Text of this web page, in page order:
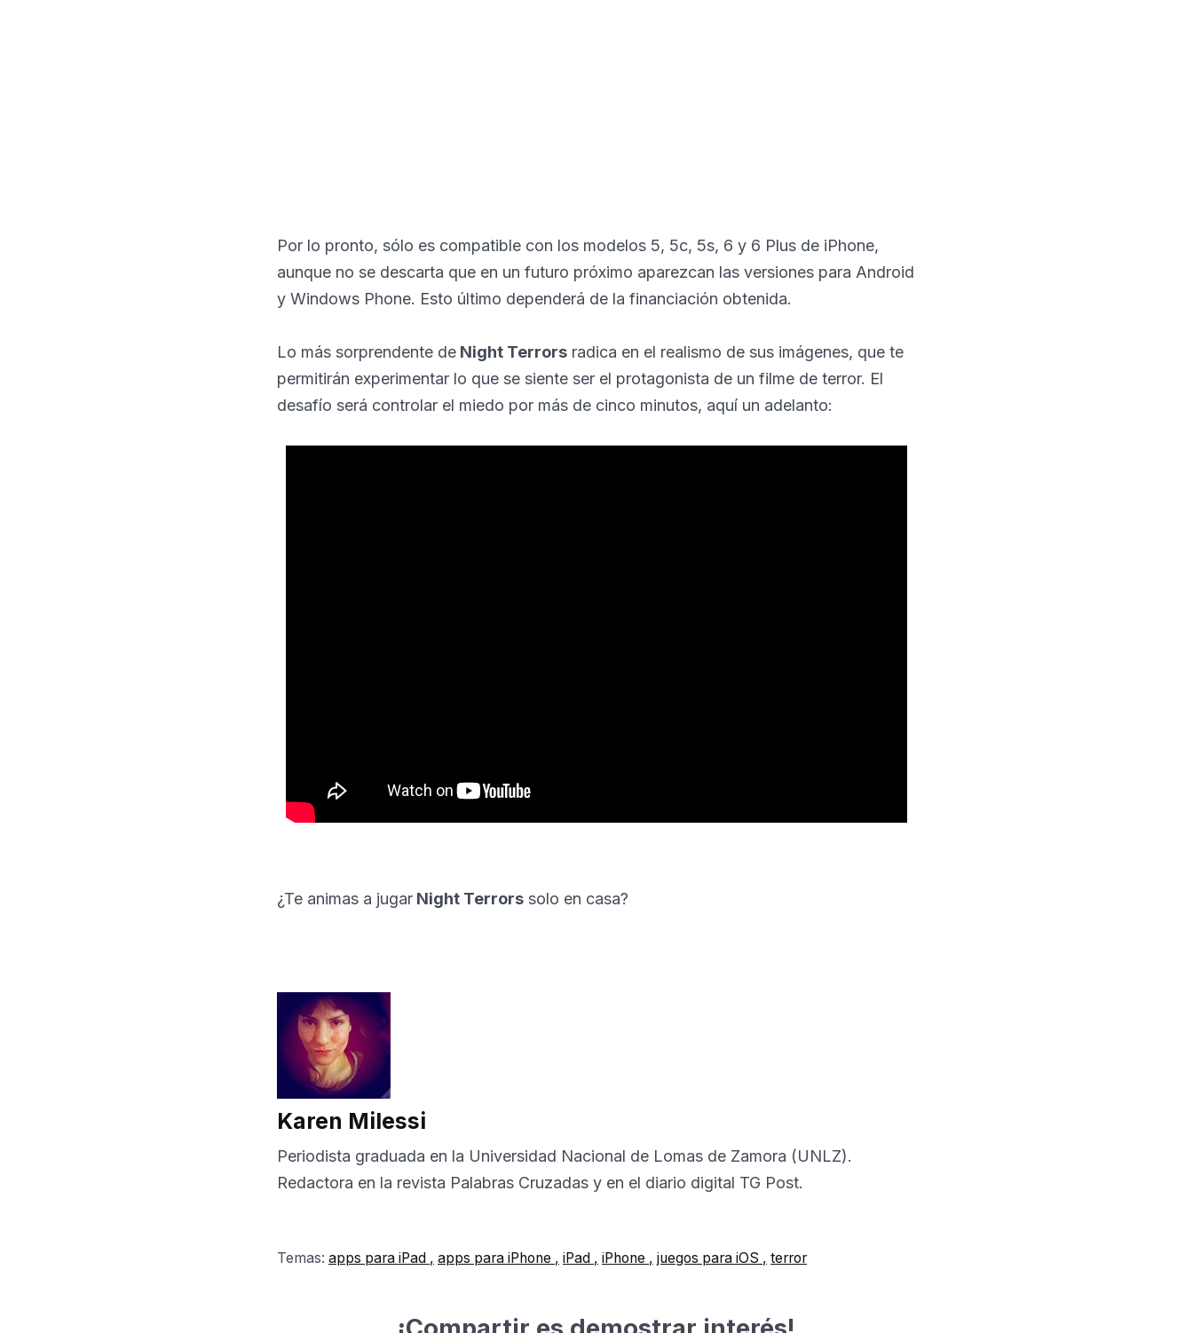
Por lo pronto, sólo es compatible con los modelos 5, 5c, 5s, 6 y 6 Plus de iPhone,
aunque no se descarta que en un futuro próximo aparezcan las versiones para Android
y Windows Phone. Esto último dependerá de la financiación obtenida.
Lo más sorprendente de Night Terrors radica en el realismo de sus imágenes, que te
permitirán experimentar lo que se siente ser el protagonista de un filme de terror. El
desafío será controlar el miedo por más de cinco minutos, aquí un adelanto:
¿Te animas a jugar Night Terrors solo en casa?
Karen Milessi
Periodista graduada en la Universidad Nacional de Lomas de Zamora (UNLZ).
Redactora en la revista Palabras Cruzadas y en el diario digital TG Post.
Temas: apps para iPad apps para iPhone iPad iPhone juegos para iOS terror